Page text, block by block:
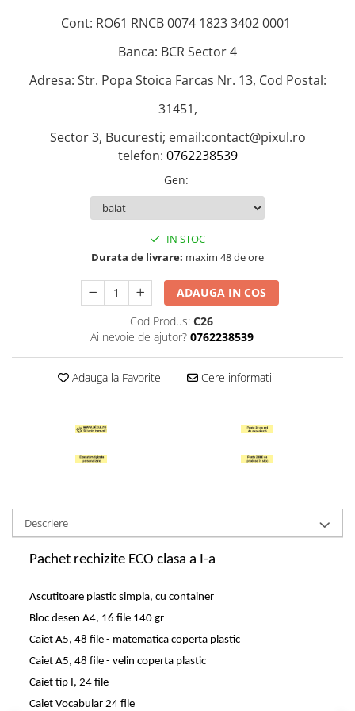
Hartie Quilling
Penare
neechipat
Penar borseta neechipat
Pixuri pentru copii
Pic si corectoare
Stilouri scolare
Sabloane scolare
Truse Geometrie, Rigle, Echere
Stampile copii
Cont: RO61 RNCB 0074 1823 3402 0001
Banca: BCR Sector 4
Adresa: Str. Popa Stoica Farcas Nr. 13, Cod Postal:
31451,
Sector 3, Bucuresti; email:contact@pixul.ro
telefon: 0762238539
Gen:
IN STOC
Durata de livrare: maxim 48 de ore
ADAUGA IN COS
Cod Produs: C26
Ai nevoie de ajutor? 0762238539
Adauga la Favorite Cere informatii
Descriere
Pachet rechizite ECO clasa a I-a
Ascutitoare plastic simpla, cu container
Bloc desen A4, 16 file 140 gr
Caiet A5, 48 file - matematica coperta plastic
Caiet A5, 48 file - velin coperta plastic
Caiet tip I, 24 file
Caiet Vocabular 24 file